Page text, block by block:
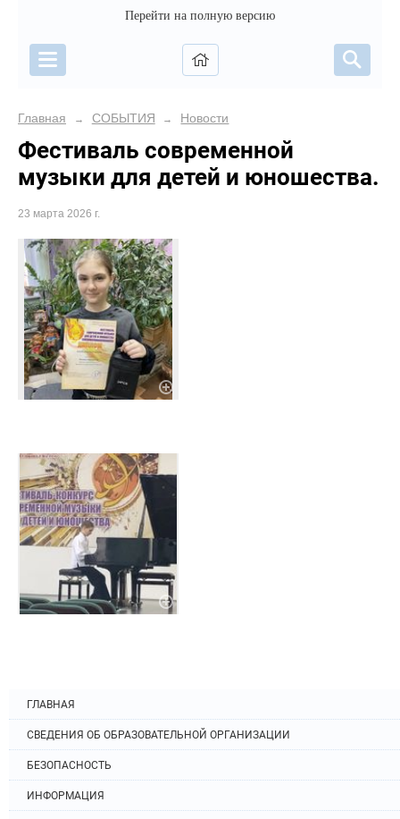
Перейти на полную версию
Главная → СОБЫТИЯ → Новости
Фестиваль современной
музыки для детей и юношества.
23 марта 2026 г.
ГЛАВНАЯ
СВЕДЕНИЯ ОБ ОБРАЗОВАТЕЛЬНОЙ ОРГАНИЗАЦИИ
БЕЗОПАСНОСТЬ
ИНФОРМАЦИЯ